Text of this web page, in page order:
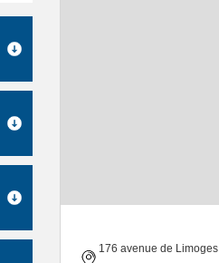
176 avenue de Limoges